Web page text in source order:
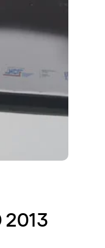
2013